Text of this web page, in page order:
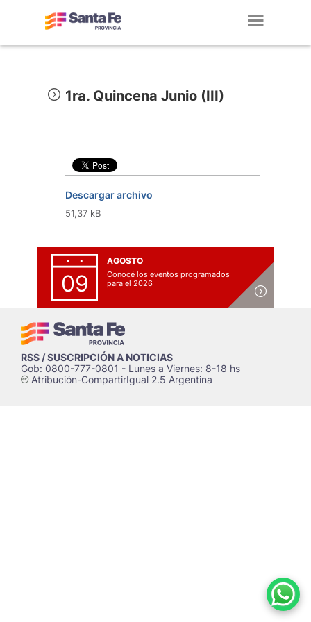
1ra. Quincena Junio (III)
Descargar archivo
51,37 kB
09
AGOSTO
Conocé los eventos programados
para el 2026
RSS / SUSCRIPCIÓN A NOTICIAS
Gob: 0800-777-0801 - Lunes a Viernes: 8-18 hs
cAtribución-CompartirIgual 2.5 Argentina